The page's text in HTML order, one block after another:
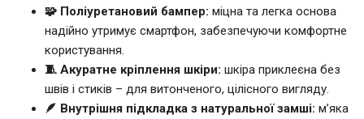
🧩 Поліуретановий бампер: міцна та легка основа
надійно утримує смартфон, забезпечуючи комфортне
користування.
🧵 Акуратне кріплення шкіри: шкіра приклеєна без
швів і стиків – для витонченого, цілісного вигляду.
🪶 Внутрішня підкладка з натуральної замші: м’яка